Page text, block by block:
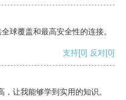
球覆盖和最高安全性的连接。
支持[0] 反对[0]
让我能够学到实用的知识。